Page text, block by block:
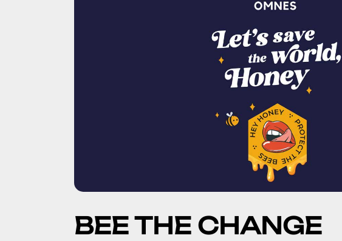
BEE THE CHANGE